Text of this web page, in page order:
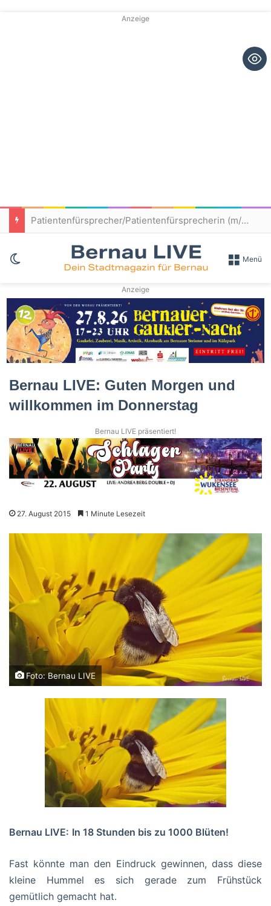
Anzeige
Patientenfürsprecher/Patientenfürsprecherin (m/w/d) – Immanuel Klinikum Bernau
Skin umschalten Menü
Anzeige
Bernau LIVE: Guten Morgen und
willkommen im Donnerstag
Bernau LIVE präsentiert!
27. August 2015 1 Minute Lesezeit
Foto: Bernau LIVE
Bernau LIVE: In 18 Stunden bis zu 1000 Blüten!
Fast könnte man den Eindruck gewinnen, dass diese
kleine Hummel es sich gerade zum Frühstück
gemütlich gemacht hat.